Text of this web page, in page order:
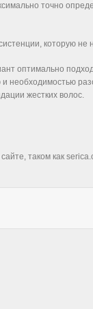
точно
которую
оптимально
необходимостью
жестких волос.
таком как